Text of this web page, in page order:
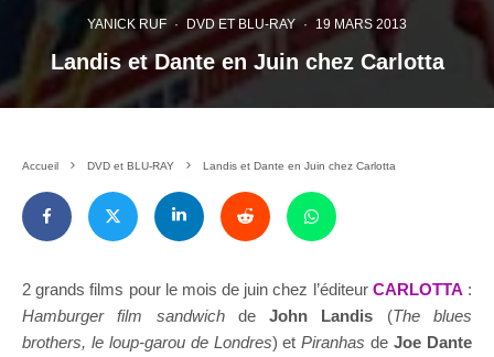
YANICK RUF · DVD ET BLU-RAY · 19 MARS 2013
Landis et Dante en Juin chez Carlotta
Accueil DVD et BLU-RAY Landis et Dante en Juin chez Carlotta
2 grands films pour le mois de juin chez l’éditeur CARLOTTA :
Hamburger film sandwichdeJohn Landis (The blues
brothers, le loup-garou de Londres) etPiranhas deJoe Dante